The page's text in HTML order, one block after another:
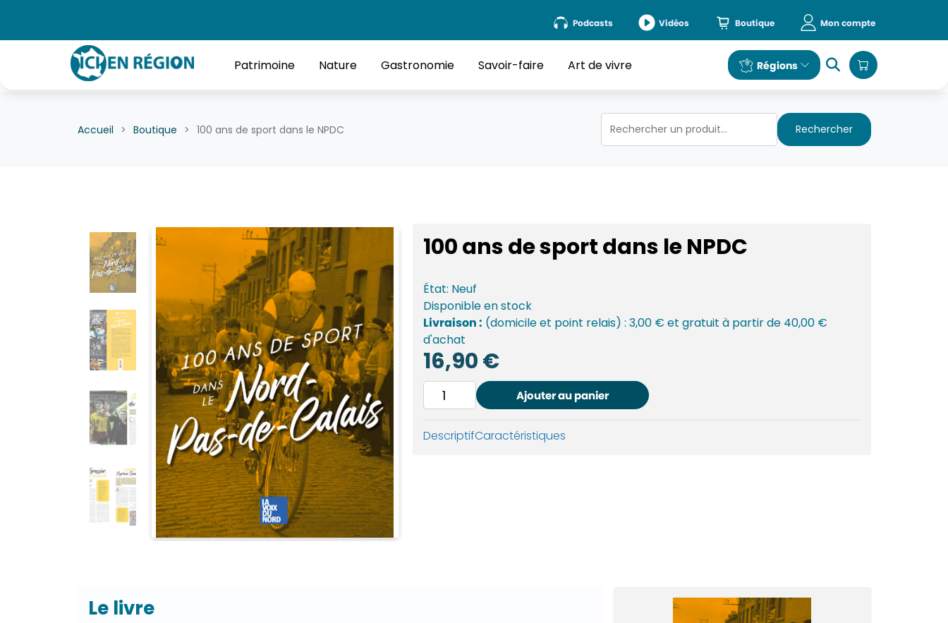
Podcasts Vidéos Boutique Mon compte
Patrimoine Nature Gastronomie Savoir-faire Art de vivre Régions
Accueil Boutique 100 ans de sport dans le NPDC Rechercher
100 ans de sport dans le NPDC
État: Neuf
Disponibleen stock
Livraison : (domicile et point relais) : 3,00 € et gratuit à partir de 40,00 €
d'achat
16,90€
quantité
de
100
Ajouter au panier
DescriptifCaractéristiques
Le livre